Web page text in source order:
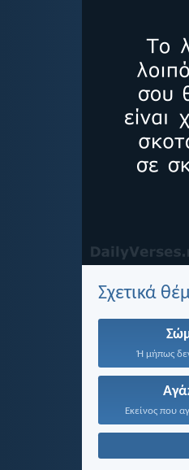
Σχετικά
Ή μήπως δεν
Εκείνος που